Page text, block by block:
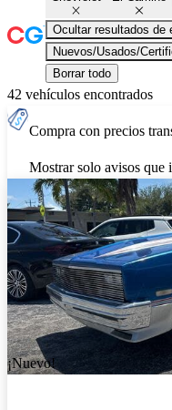
Ocultar resultados de
Nuevos/Usados/
Borrar todo
42 vehículos encontrados
Compra con precios
Mostrar solo avisos que
¡Nuevo!